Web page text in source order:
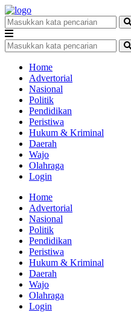
Home
Advertorial
Nasional
Politik
Pendidikan
Peristiwa
Hukum & Kriminal
Daerah
Wajo
Olahraga
Login
Home
Advertorial
Nasional
Politik
Pendidikan
Peristiwa
Hukum & Kriminal
Daerah
Wajo
Olahraga
Login